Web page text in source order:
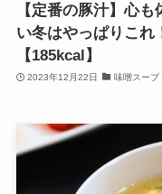
【定番の豚汁】心
い冬はやっぱりこれ
【185kcal】
2023年12月22日 味噌スープ